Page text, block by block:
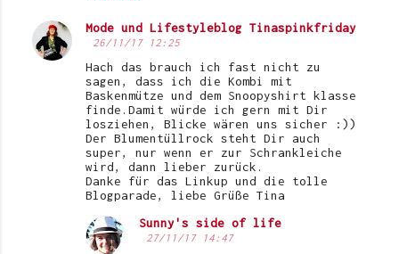
Mode und Lifestyleblog Tinaspinkfriday
26/11/17 12:25
Hach das brauch ich fast nicht zu
sagen, dass ich die Kombi mit
Baskenmütze und dem Snoopyshirt klasse
finde.Damit würde ich gern mit Dir
losziehen, Blicke wären uns sicher :))
Der Blumentüllrock steht Dir auch
super, nur wenn er zur Schrankleiche
wird, dann lieber zurück.
Danke für das Linkup und die tolle
Blogparade, liebe Grüße Tina
Sunny's side of life
27/11/17 14:47